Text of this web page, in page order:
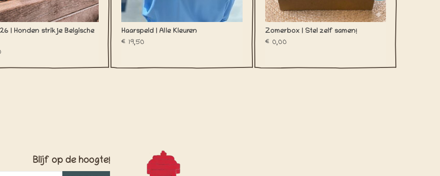
| Honden strikje Belgische
Haarspeld | Alle Kleuren
€19,50
Zomerbox | Stel zelf samen!
€0,00
Blijf op de hoogte!